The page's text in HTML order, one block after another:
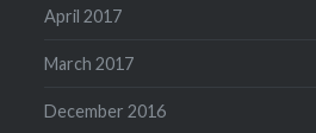
April 2017
March 2017
December 2016